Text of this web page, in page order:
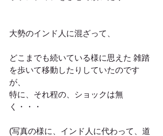
大勢のインド人に混ざって、
どこまでも続いている様に思えた 雑踏
を歩いて移動したりしていたのです
が、
特に、それ程の、ショックは無
く・・・
(写真の様に、インド人に代わって、道